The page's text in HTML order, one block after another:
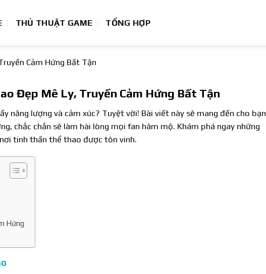
THỦ THUẬT GAME TỔNG HỢP
Cảm Hứng Bất Tận
Đẹp Mê Ly, Truyền Cảm Hứng Bất Tận
năng lượng và cảm xúc? Tuyệt vời! Bài viết này sẽ mang đến cho bạn
chắc chắn sẽ làm hài lòng mọi fan hâm mộ. Khám phá ngay những
tinh thần thể thao được tôn vinh.
Hứng